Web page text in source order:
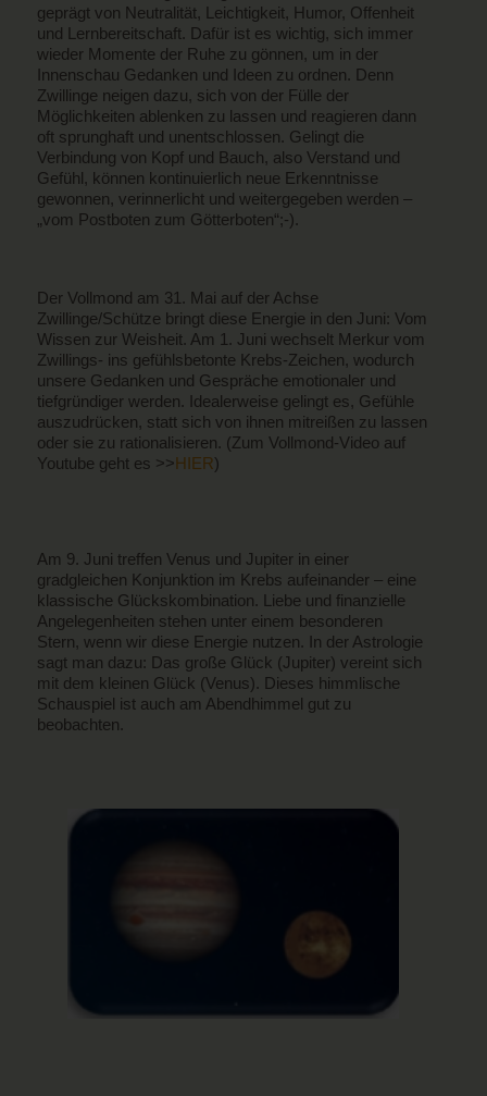
geprägt von Neutralität, Leichtigkeit, Humor, Offenheit
und Lernbereitschaft. Dafür ist es wichtig, sich immer
wieder Momente der Ruhe zu gönnen, um in der
Innenschau Gedanken und Ideen zu ordnen. Denn
Zwillinge neigen dazu, sich von der Fülle der
Möglichkeiten ablenken zu lassen und reagieren dann
oft sprunghaft und unentschlossen. Gelingt die
Verbindung von Kopf und Bauch, also Verstand und
Gefühl, können kontinuierlich neue Erkenntnisse
gewonnen, verinnerlicht und weitergegeben werden –
„vom Postboten zum Götterboten“;-).
Der Vollmond am 31. Mai auf der Achse
Zwillinge/Schütze bringt diese Energie in den Juni: Vom
Wissen zur Weisheit. Am 1. Juni wechselt Merkur vom
Zwillings- ins gefühlsbetonte Krebs-Zeichen, wodurch
unsere Gedanken und Gespräche emotionaler und
tiefgründiger werden. Idealerweise gelingt es, Gefühle
auszudrücken, statt sich von ihnen mitreißen zu lassen
oder sie zu rationalisieren. (Zum Vollmond-Video auf
Youtube geht es >>HIER)
Am 9. Juni treffen Venus und Jupiter in einer
gradgleichen Konjunktion im Krebs aufeinander – eine
klassische Glückskombination. Liebe und finanzielle
Angelegenheiten stehen unter einem besonderen
Stern, wenn wir diese Energie nutzen. In der Astrologie
sagt man dazu: Das große Glück (Jupiter) vereint sich
mit dem kleinen Glück (Venus). Dieses himmlische
Schauspiel ist auch am Abendhimmel gut zu
beobachten.